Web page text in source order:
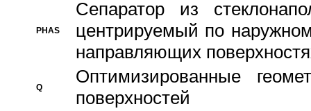
PHAS
Сепаратор из
центрируемый по
направляющих
Q
Оптимизированные
поверхностей